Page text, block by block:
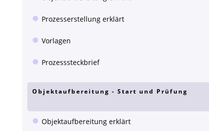
Prozesserstellung erklärt
Vorlagen
Prozesssteckbrief
Objektaufbereitung - Start und Prüfung
Objektaufbereitung erklärt